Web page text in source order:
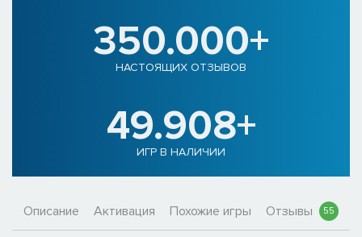
350.000+
НАСТОЯЩИХ ОТЗЫВОВ
49.908+
ИГР В НАЛИЧИИ
Описание Активация Похожие игры Отзывы 55